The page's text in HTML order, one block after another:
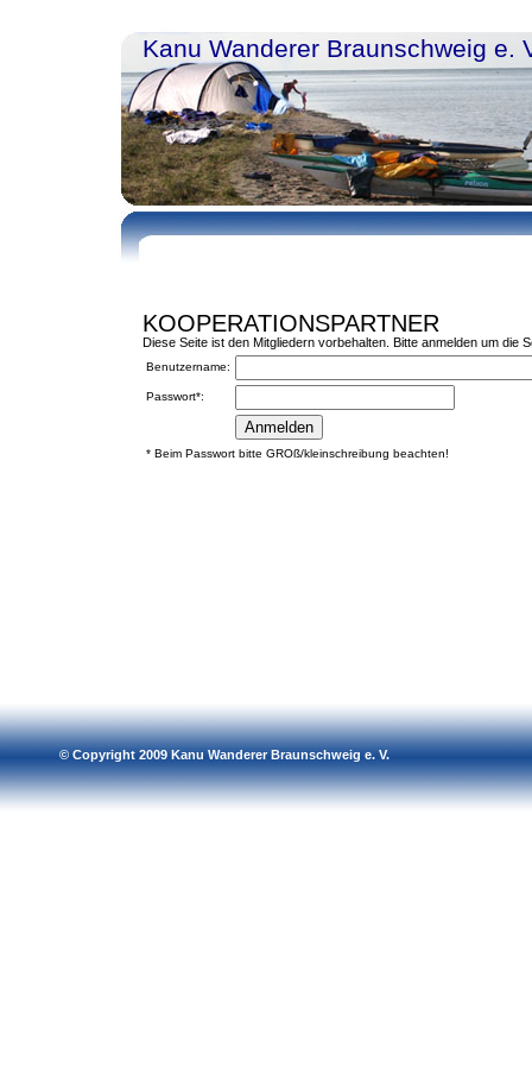
Kanu Wanderer Braunschweig e.
KOOPERATIONSPARTNER
Diese Seite ist den Mitgliedern vorbehalten. Bitte anmelden um die
Benutzername:
Passwort*:
* Beim Passwort bitte GROß/kleinschreibung beachten!
© Copyright 2009 Kanu Wanderer Braunschweig e. V.